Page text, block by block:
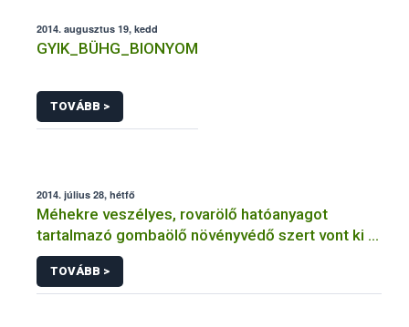
2014. augusztus 19, kedd
GYIK_BÜHG_BIONYOM
TOVÁBB >
2014. július 28, hétfő
Méhekre veszélyes, rovarölő hatóanyagot
tartalmazó gombaölő növényvédő szert vont ki a
forgalomból a NÉBIH
TOVÁBB >